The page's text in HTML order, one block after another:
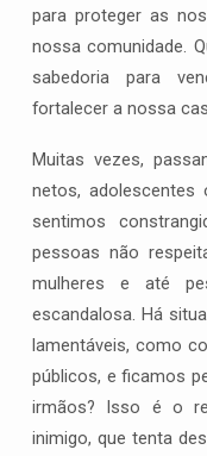
para proteger as
nossa comunidade.
sabedoria para
fortalecer a nossa
Muitas vezes,
netos,
sentimos
pessoas não
mulheres e até
escandalosa. Há
lamentáveis, como
públicos, e ficamos
irmãos? Isso é o
inimigo, que tenta